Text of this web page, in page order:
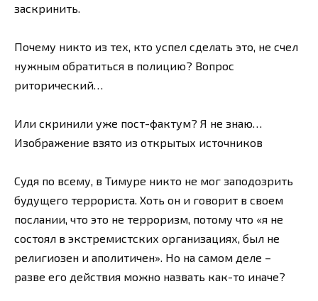
заскринить.
Почему никто из тех, кто успел сделать это, не счел
нужным обратиться в полицию? Вопрос
риторический…
Или скринили уже пост-фактум? Я не знаю…
Изображение взято из открытых источников
Судя по всему, в Тимуре никто не мог заподозрить
будущего террориста. Хоть он и говорит в своем
послании, что это не терроризм, потому что «я не
состоял в экстремистских организациях, был не
религиозен и аполитичен». Но на самом деле –
разве его действия можно назвать как-то иначе?